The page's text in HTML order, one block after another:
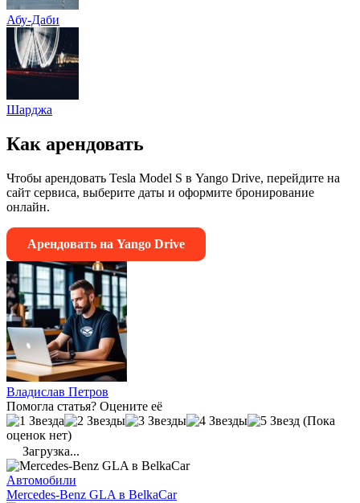
Абу-Даби
Шарджа
Как арендовать
Чтобы арендовать Tesla Model S в Yango Drive, перейдите на
сайт сервиса, выберите даты и оформите бронирование
онлайн.
Арендовать на Yango Drive
Владислав Петров
Помогла статья? Оцените её
(Пока
оценок нет)
Загрузка...
Автомобили
Mercedes-Benz GLA в BelkaCar